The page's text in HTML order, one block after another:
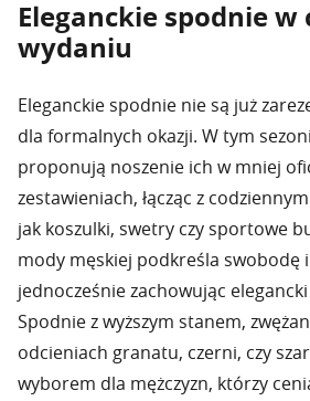
Eleganckie spodnie
wydaniu
Eleganckie spodnie nie są już
dla formalnych okazji. W tym
proponują noszenie ich w mniej
zestawieniach, łącząc z
jak koszulki, swetry czy sportowe
mody męskiej podkreśla swobodę
jednocześnie zachowując
Spodnie z wyższym stanem,
odcieniach granatu, czerni, czy
wyborem dla mężczyzn, którzy